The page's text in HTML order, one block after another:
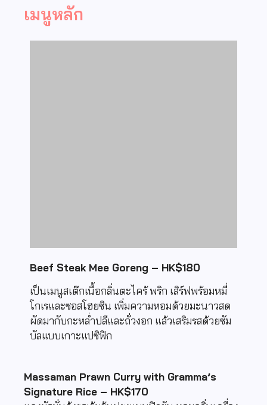
เมนูหลัก
Beef Steak Mee Goreng – HK$180
เป็นเมนูสเต๊กเนื้อกลิ่นตะไคร้ พริก เสิร์ฟพร้อมหมี่
โกเรและซอสโฮยซิน เพิ่มความหอมด้วยมะนาวสด
ผัดมากับกะหล่ำปลีและถั่วงอก แล้วเสริมรสด้วยซัม
บัลแบบเกาะแปซิฟิก
Massaman Prawn Curry with Gramma’s
Signature Rice – HK$170